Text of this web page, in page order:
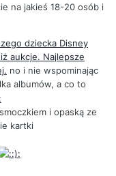
na jakieś 18-20 osób i
dziecka Disney
aukcje. Najlepsze
no i nie wspominając
albumów, a co to
i opaską ze
kartki